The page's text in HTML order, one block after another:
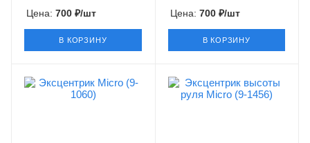
Цена: 700 ₽/шт
В КОРЗИНУ
Цена: 700₽/шт
В КОРЗИНУ